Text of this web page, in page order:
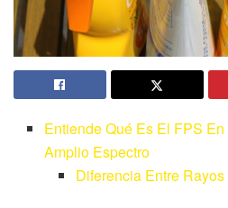
Entiende Qué Es El FPS
Amplio Espectro
Diferencia Entre